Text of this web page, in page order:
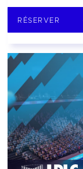
RÉSERVER